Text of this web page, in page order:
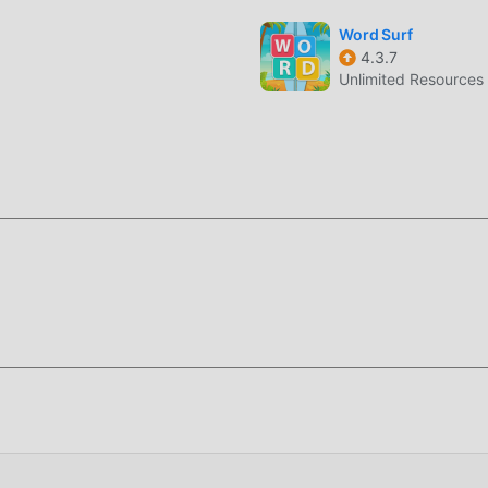
bir sanat stiline sahiptir ve yüksek kaliteli grafikleri,
bir sanal motoru benimsedi ve cesur yükseltmeler yaptı.
ölçüde iyileştirildi. educational orijinal stilini korurken,
mutluluğun tadını tam olarak çıkarmasını sağlar Food
özelliği hem de eğlencesidir, ancak aynı zamanda birikim
modların ortaya çıkması bu durumu yeniden yazdı. Burada,
tekrarlamanıza gerek yok. Modlar, bu işlemi atlamanıza
Word Surf
4.3.7
Unlimited Resources